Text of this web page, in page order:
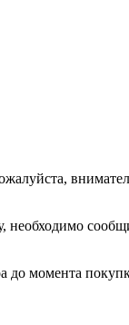
необходимо
до момента